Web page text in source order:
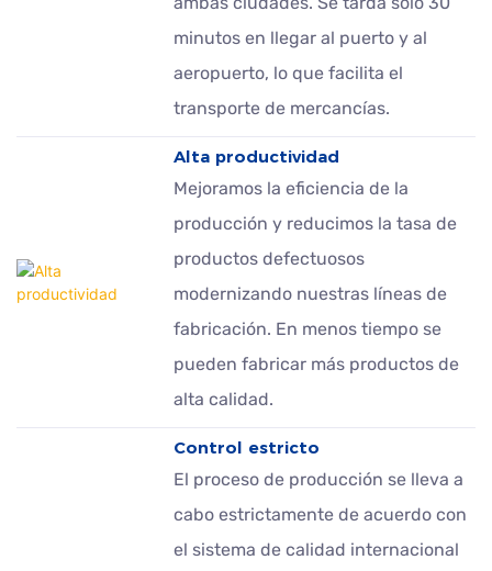
minutos en llegar al puerto y al
aeropuerto, lo que facilita el
transporte de mercancías.
Alta productividad
Mejoramos la eficiencia de la
producción y reducimos la tasa de
productos defectuosos
modernizando nuestras líneas de
fabricación. En menos tiempo se
pueden fabricar más productos de
alta calidad.
Control estricto
El proceso de producción se lleva a
cabo estrictamente de acuerdo con
el sistema de calidad internacional